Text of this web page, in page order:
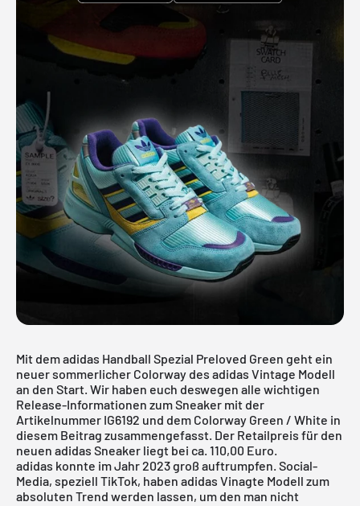
Mit dem adidas Handball Spezial Preloved Green geht ein
neuer sommerlicher Colorway des adidas Vintage Modell
an den Start. Wir haben euch deswegen alle wichtigen
Release-Informationen zum Sneaker mit der
Artikelnummer IG6192 und dem Colorway Green / White in
diesem Beitrag zusammengefasst. Der Retailpreis für den
neuen adidas Sneaker liegt bei ca. 110,00 Euro.
adidas konnte im Jahr 2023 groß auftrumpfen. Social-
Media, speziell TikTok, haben adidas Vinagte Modell zum
absoluten Trend werden lassen, um den man nicht